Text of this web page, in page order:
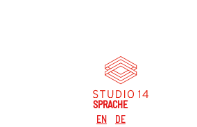
SPRACHE
EN
DE